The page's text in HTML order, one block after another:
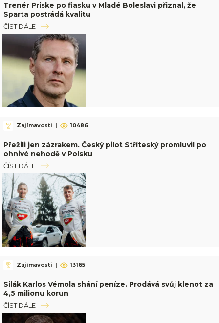
Trenér Priske po fiasku v Mladé Boleslavi přiznal, že
Sparta postrádá kvalitu
ČÍST DÁLE
Zajímavosti | 10486
Přežili jen zázrakem. Český pilot Stříteský promluvil po
ohnivé nehodě v Polsku
ČÍST DÁLE
Zajímavosti | 13165
Silák Karlos Vémola shání peníze. Prodává svůj klenot za
4,5 milionu korun
ČÍST DÁLE